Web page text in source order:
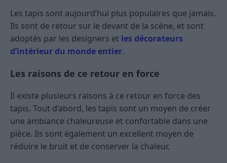
Les tapis sont aujourd’hui plus populaires que jamais.
Ils sont de retour sur le devant de la scène, et sont
adoptés par les designers et les décorateurs
d’intérieur du monde entier.
Les raisons de ce retour en force
Il existe plusieurs raisons à ce retour en force des
tapis. Tout d’abord, les tapis sont un moyen de créer
une ambiance chaleureuse et confortable dans une
pièce. Ils sont également un excellent moyen de
réduire le bruit et de conserver la chaleur.